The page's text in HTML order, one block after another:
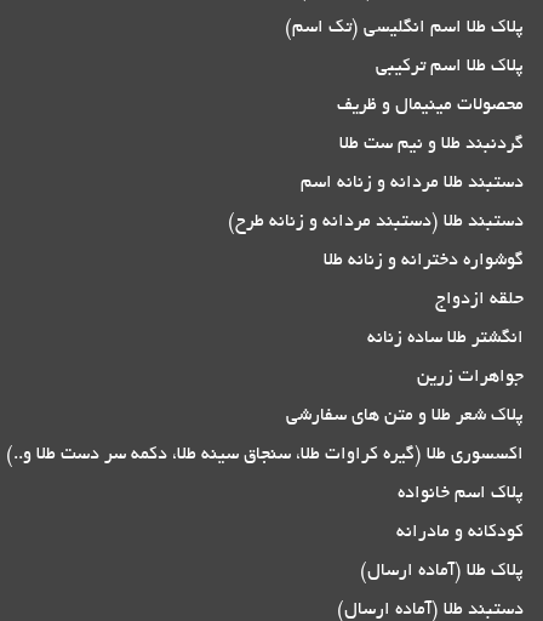
پلاک طلا اسم انگلیسی (تک اسم)
پلاک طلا اسم ترکیبی
محصولات مینیمال و ظریف
گردنبند طلا و نیم ست طلا
دستبند طلا مردانه و زنانه اسم
دستبند طلا (دستبند مردانه و زنانه طرح)
گوشواره دخترانه و زنانه طلا
حلقه ازدواج
انگشتر طلا ساده زنانه
جواهرات زرین
پلاک شعر طلا و متن های سفارشی
اکسسوری طلا (گیره کراوات طلا، سنجاق سینه طلا، دکمه سر دست طلا و..)
پلاک اسم خانواده
کودکانه و مادرانه
پلاک طلا (آماده ارسال)
دستبند طلا (آماده ارسال)